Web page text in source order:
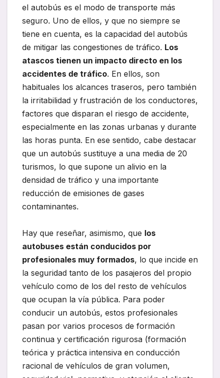
el autobús es el modo de transporte más
seguro. Uno de ellos, y que no siempre se
tiene en cuenta, es la capacidad del autobús
de mitigar las congestiones de tráfico. Los
atascos tienen un impacto directo en los
accidentes de tráfico. En ellos, son
habituales los alcances traseros, pero también
la irritabilidad y frustración de los conductores,
factores que disparan el riesgo de accidente,
especialmente en las zonas urbanas y durante
las horas punta. En ese sentido, cabe destacar
que un autobús sustituye a una media de 20
turismos, lo que supone un alivio en la
densidad de tráfico y una importante
reducción de emisiones de gases
contaminantes.
Hay que reseñar, asimismo, que los
autobuses están conducidos por
profesionales muy formados, lo que incide en
la seguridad tanto de los pasajeros del propio
vehículo como de los del resto de vehículos
que ocupan la vía pública. Para poder
conducir un autobús, estos profesionales
pasan por varios procesos de formación
continua y certificación rigurosa (formación
teórica y práctica intensiva en conducción
racional de vehículos de gran volumen,